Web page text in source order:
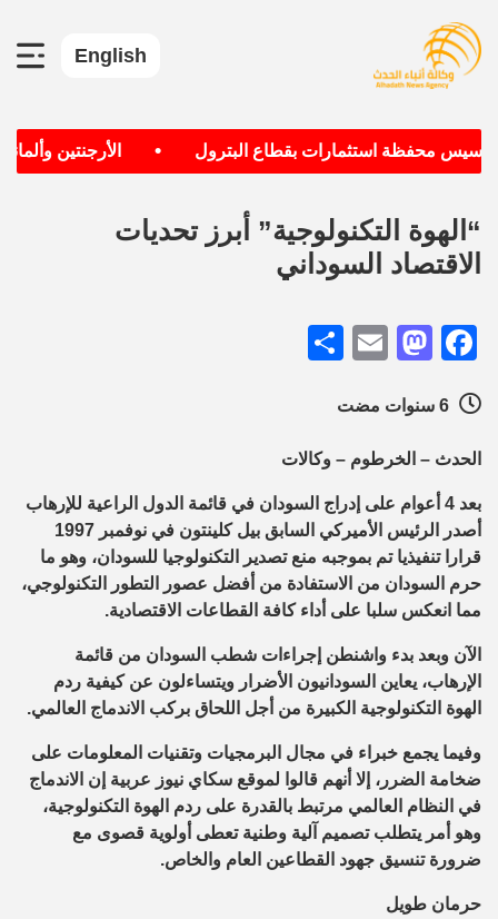
English
محفظة استثمارات بقطاع البترول الأرجنتين
“الهوة التكنولوجية” أبرز تحديات
الاقتصاد السوداني
Facebook
Mastodon
Email
الحدث – الخرطوم – وكالات
بعد 4 أعوام على إدراج السودان في قائمة الدول الراعية للإرهاب
أصدر الرئيس الأميركي السابق بيل كلينتون في نوفمبر 1997
قرارا تنفيذيا تم بموجبه منع تصدير التكنولوجيا للسودان، وهو ما
حرم السودان من الاستفادة من أفضل عصور التطور التكنولوجي،
مما انعكس سلبا على أداء كافة القطاعات الاقتصادية.
الآن وبعد بدء واشنطن إجراءات شطب السودان من قائمة
الإرهاب، يعاين السودانيون الأضرار ويتساءلون عن كيفية ردم
الهوة التكنولوجية الكبيرة من أجل اللحاق بركب الاندماج العالمي.
وفيما يجمع خبراء في مجال البرمجيات وتقنيات المعلومات على
ضخامة الضرر، إلا أنهم قالوا لموقع سكاي نيوز عربية إن الاندماج
في النظام العالمي مرتبط بالقدرة على ردم الهوة التكنولوجية،
وهو أمر يتطلب تصميم آلية وطنية تعطى أولوية قصوى مع
ضرورة تنسيق جهود القطاعين العام والخاص.
حرمان طويل